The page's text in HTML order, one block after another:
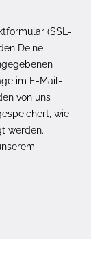
(SSL-
Deine
im E-Mail-
von uns
wie
werden.